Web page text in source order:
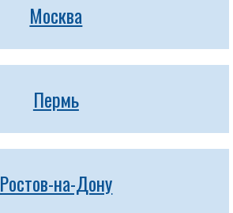
Москва
Пермь
Ростов-на-Дону